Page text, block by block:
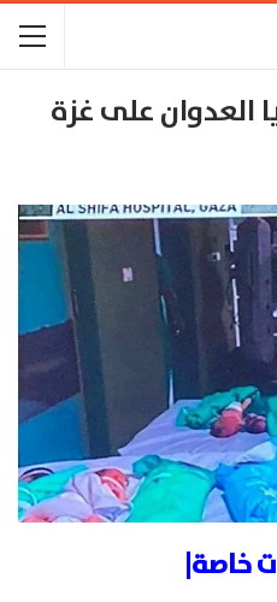
العدوان على غزة
خاصة|